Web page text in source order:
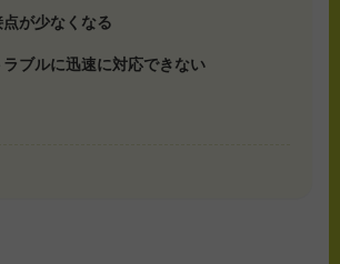
が少なくなる
ブルに迅速に対応できない